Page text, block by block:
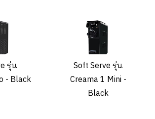
รุ่น
- Black
Soft Serve รุ่น
Creama 1 Mini -
Black